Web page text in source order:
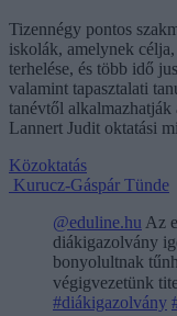
Tizennégy pontos
iskolák, amelynek
terhelése, és több idő
valamint tapasztalati
tanévtől alkalmazhatják
Lannert Judit oktatási
Közoktatás
Kurucz-Gáspár Tünde
@eduline.hu Az
diákigazolvány
bonyolultnak
végigvezetünk
#diákigazolvány